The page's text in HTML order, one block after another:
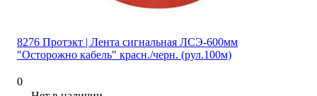
8276 Протэкт | Лента сигнальная ЛСЭ-600мм
"Осторожно кабель" красн./черн. (рул.100м)
0